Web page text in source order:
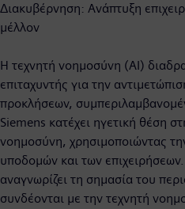
Διακυβέρνηση: Ανάπτυξη
μέλλον
Η τεχνητή νοημοσύνη (AI)
επιταχυντής για την
προκλήσεων,
Siemens κατέχει ηγετική θέση
νοημοσύνη, χρησιμοποιώντας
υποδομών και των
αναγνωρίζει τη σημασία του
συνδέονται με την τεχνητή